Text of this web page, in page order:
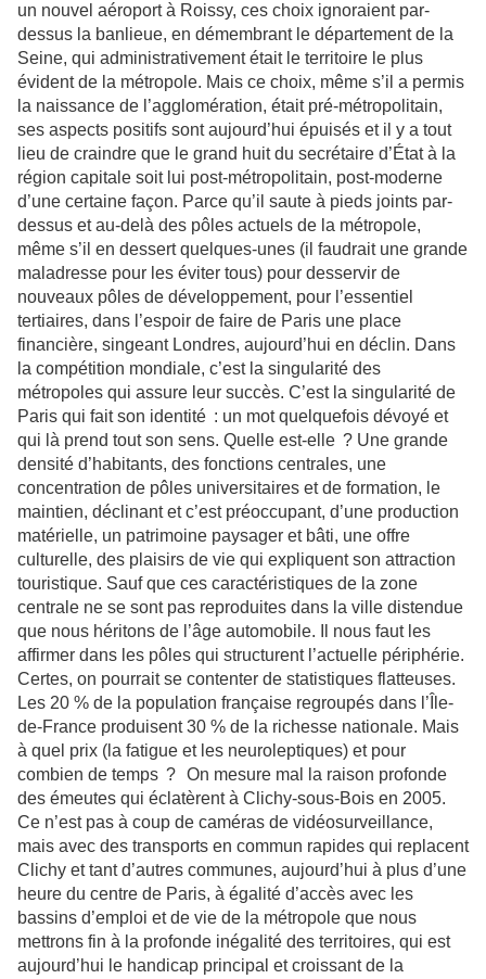
un nouvel aéroport à Roissy, ces choix ignoraient par-
dessus la banlieue, en démembrant le département de la
Seine, qui administrativement était le territoire le plus
évident de la métropole. Mais ce choix, même s’il a permis
la naissance de l’agglomération, était pré-métropolitain,
ses aspects positifs sont aujourd’hui épuisés et il y a tout
lieu de craindre que le grand huit du secrétaire d’État à la
région capitale soit lui post-métropolitain, post-moderne
d’une certaine façon. Parce qu’il saute à pieds joints par-
dessus et au-delà des pôles actuels de la métropole,
même s’il en dessert quelques-unes (il faudrait une grande
maladresse pour les éviter tous) pour desservir de
nouveaux pôles de développement, pour l’essentiel
tertiaires, dans l’espoir de faire de Paris une place
financière, singeant Londres, aujourd’hui en déclin. Dans
la compétition mondiale, c’est la singularité des
métropoles qui assure leur succès. C’est la singularité de
Paris qui fait son identité : un mot quelquefois dévoyé et
qui là prend tout son sens. Quelle est-elle ? Une grande
densité d’habitants, des fonctions centrales, une
concentration de pôles universitaires et de formation, le
maintien, déclinant et c’est préoccupant, d’une production
matérielle, un patrimoine paysager et bâti, une offre
culturelle, des plaisirs de vie qui expliquent son attraction
touristique. Sauf que ces caractéristiques de la zone
centrale ne se sont pas reproduites dans la ville distendue
que nous héritons de l’âge automobile. Il nous faut les
affirmer dans les pôles qui structurent l’actuelle périphérie.
Certes, on pourrait se contenter de statistiques flatteuses.
Les 20 % de la population française regroupés dans l’Île-
de-France produisent 30 % de la richesse nationale. Mais
à quel prix (la fatigue et les neuroleptiques) et pour
combien de temps ? On mesure mal la raison profonde
des émeutes qui éclatèrent à Clichy-sous-Bois en 2005.
Ce n’est pas à coup de caméras de vidéosurveillance,
mais avec des transports en commun rapides qui replacent
Clichy et tant d’autres communes, aujourd’hui à plus d’une
heure du centre de Paris, à égalité d’accès avec les
bassins d’emploi et de vie de la métropole que nous
mettrons fin à la profonde inégalité des territoires, qui est
aujourd’hui le handicap principal et croissant de la